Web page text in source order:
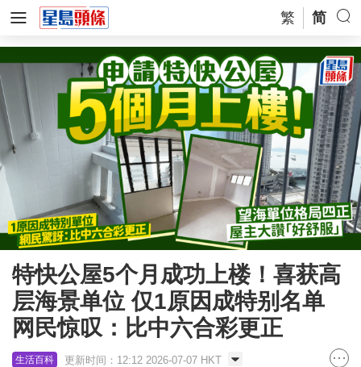
繁 简
特快公屋5个月成功上楼！喜获高
层海景单位 仅1原因成特别名单
网民惊叹：比中六合彩更正
生活百科 更新时间：12:12 2026-07-07 HKT